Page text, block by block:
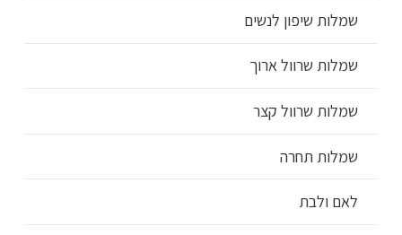
שמלות שיפון לנשים
שמלות שרוול ארוך
שמלות שרוול קצר
שמלות תחרה
לאם ולבת